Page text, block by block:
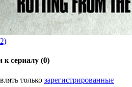
сериалу (0)
только зарегистрированные